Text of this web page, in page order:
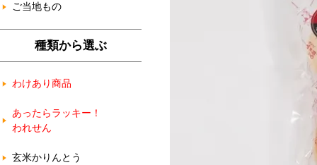
ご当地もの
種類から選ぶ
わけあり商品
あったらラッキー！
われせん
玄米かりんとう